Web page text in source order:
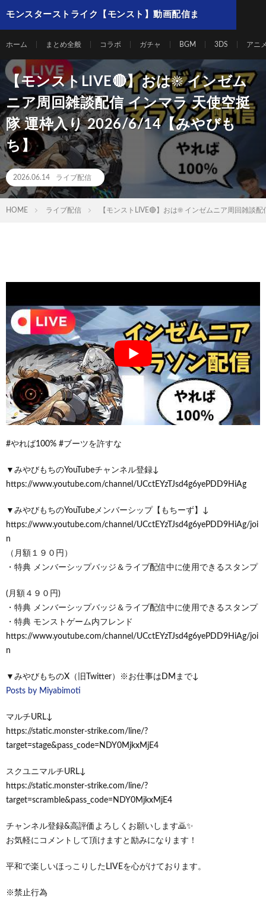
モンスターストライク【モンスト】動画配信ま
ホーム まとめ全般 コラボ ガチャ BGM 3DS アニ
【モンストLIVE🔴】おは☀️ インゼム
ニア周回雑談配信 インマラ 天使空挺
隊 運枠入り 2026/6/14【みやびも
ち】
2026.06.14 ライブ配信
HOME ライブ配信 【モンストLIVE🔴】おは☀️ インゼムニア周回雑談
#やれば100% #ブーツを許すな
▼みやびもちのYouTubeチャンネル登録↓
https://www.youtube.com/channel/UCctEYzTJsd4g6yePDD9HiAg
▼みやびもちのYouTubeメンバーシップ【もちーず】↓
https://www.youtube.com/channel/UCctEYzTJsd4g6yePDD9HiAg/joi
n
（月額１９０円）
・特典 メンバーシップバッジ＆ライブ配信中に使用できるスタンプ
(月額４９０円)
・特典 メンバーシップバッジ＆ライブ配信中に使用できるスタンプ
・特典 モンストゲーム内フレンド
https://www.youtube.com/channel/UCctEYzTJsd4g6yePDD9HiAg/joi
n
▼みやびもちのX（旧Twitter）※お仕事はDMまで↓
Posts by Miyabimoti
マルチURL↓
https://static.monster-strike.com/line/?
target=stage&pass_code=NDY0MjkxMjE4
スクユニマルチURL↓
https://static.monster-strike.com/line/?
target=scramble&pass_code=NDY0MjkxMjE4
チャンネル登録&高評価よろしくお願いします🙇✨
お気軽にコメントして頂けますと励みになります！
平和で楽しいほっこりしたLIVEを心がけております。
※禁止行為